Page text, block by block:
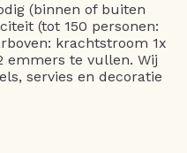
(binnen of buiten
(tot 150 personen:
krachtstroom 1x
emmers te vullen. Wij
servies en decoratie